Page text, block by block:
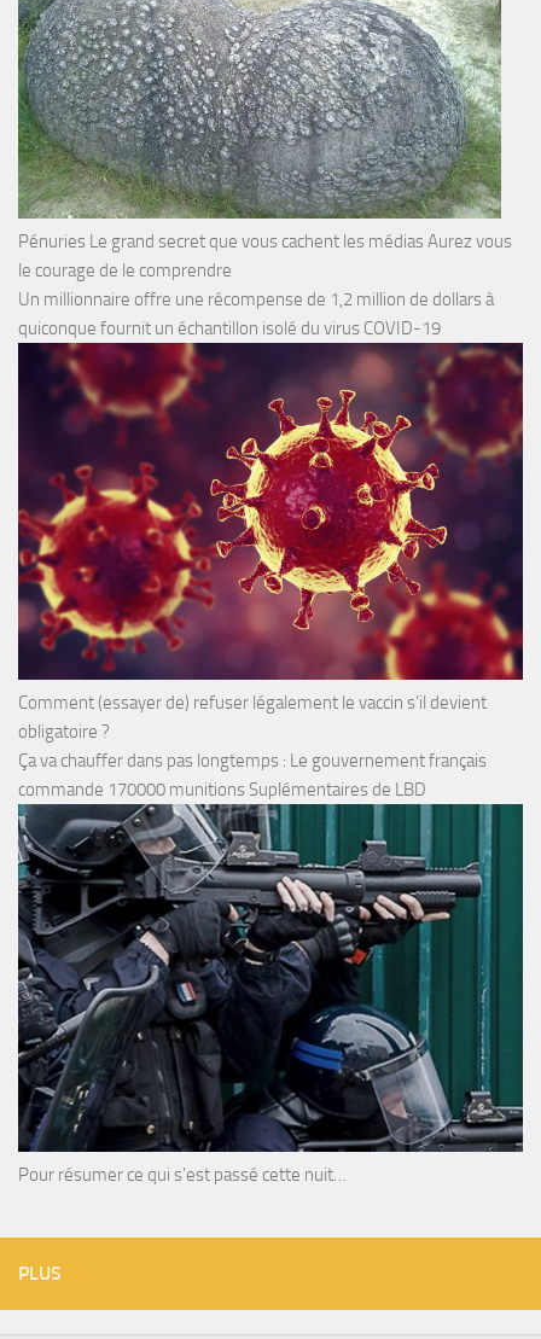
Pénuries Le grand secret que vous cachent les médias Aurez vous
le courage de le comprendre
Un millionnaire offre une récompense de 1,2 million de dollars à
quiconque fournit un échantillon isolé du virus COVID-19
Comment (essayer de) refuser légalement le vaccin s’il devient
obligatoire ?
Ça va chauffer dans pas longtemps : Le gouvernement français
commande 170000 munitions Suplémentaires de LBD
Pour résumer ce qui s’est passé cette nuit…
PLUS